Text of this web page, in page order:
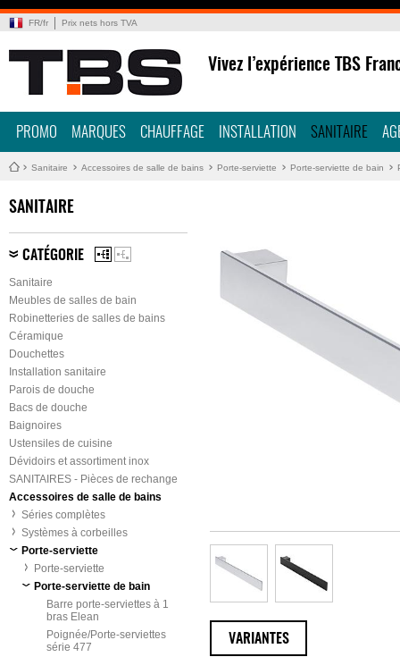
FR/fr Prix nets hors TVA
Vivez l’expérience TBS
PROMO MARQUES CHAUFFAGE INSTALLATION SANITAIRE
Sanitaire Accessoires de salle de bains Porte-serviette Porte-serviette de bain
SANITAIRE
CATÉGORIE
Sanitaire
Meubles de salles de bain
Robinetteries de salles de bains
Céramique
Douchettes
Installation sanitaire
Parois de douche
Bacs de douche
Baignoires
Ustensiles de cuisine
Dévidoirs et assortiment inox
SANITAIRES - Pièces de rechange
Accessoires de salle de bains
Séries complètes
Systèmes à corbeilles
Porte-serviette
Porte-serviette
Porte-serviette de bain
Barre porte-serviettes à 1
bras Elean
Poignée/Porte-serviettes
série 477
VARIANTES